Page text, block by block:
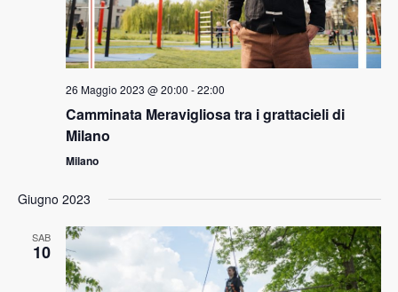
26 Maggio 2023 @ 20:00 -22:00
Camminata Meravigliosa tra i grattacieli di
Milano
Milano
Giugno 2023
SAB
10